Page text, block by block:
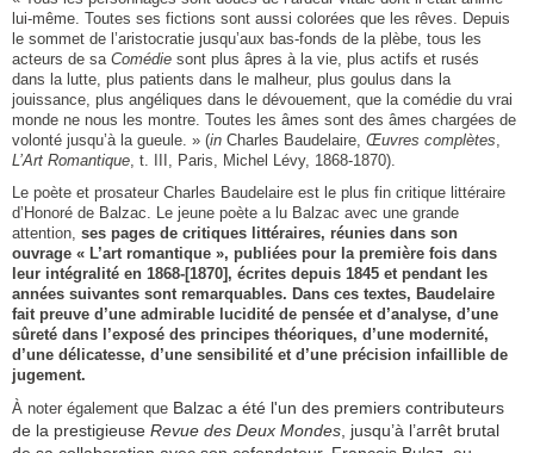
lui-même. Toutes ses fictions sont aussi colorées que les rêves. Depuis
le sommet de l’aristocratie jusqu’aux bas-fonds de la plèbe, tous les
acteurs de sa Comédie sont plus âpres à la vie, plus actifs et rusés
dans la lutte, plus patients dans le malheur, plus goulus dans la
jouissance, plus angéliques dans le dévouement, que la comédie du vrai
monde ne nous les montre. Toutes les âmes sont des âmes chargées de
volonté jusqu’à la gueule. » (in Charles Baudelaire, Œuvres complètes
L’Art Romantique , t. III, Paris, Michel Lévy, 1868-1870).
Le poète et prosateur Charles Baudelaire est le plus fin critique littéraire
d’Honoré de Balzac. Le jeune poète a lu Balzac avec une grande
attention, ses pages de critiques littéraires, réunies dans son
ouvrage « L’art romantique », publiées pour la première fois dans
leur intégralité en 1868-[1870], écrites depuis 1845 et pendant les
années suivantes sont remarquables. Dans ces textes, Baudelaire
fait preuve d’une admirable lucidité de pensée et d’analyse, d’une
sûreté dans l’exposé des principes théoriques, d’une modernité,
d’une délicatesse, d’une sensibilité et d’une précision infaillible de
jugement.
À noter également que Balzac a été l'un des premiers contributeurs
de la prestigieuse Revue des Deux Mondes , jusqu’à l’arrêt brutal